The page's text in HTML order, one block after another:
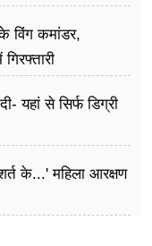
विंग कमांडर,
यहां से सिर्फ डिग्री
के...' महिला आरक्षण